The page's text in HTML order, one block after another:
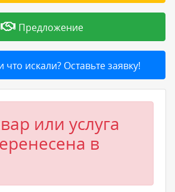
или услугу
Предложение
искали? Оставьте заявку!
или услуга
в